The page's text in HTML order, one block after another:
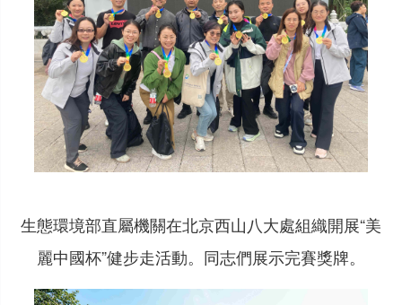
生態環境部直屬機關在北京西山八大處組織開展“美
麗中國杯”健步走活動。同志們展示完賽獎牌。